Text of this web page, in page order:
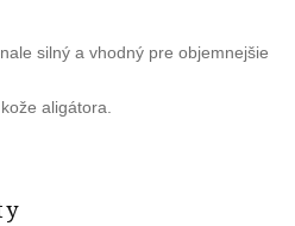
silný a vhodný pre objemnejšie
aligátora.